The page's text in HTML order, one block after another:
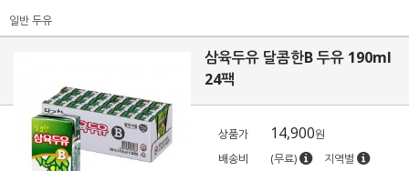
일반 두유
삼육두유 달콤한B 두유 190ml
24팩
상품가 14,900원
배송비
(무료) 지역별